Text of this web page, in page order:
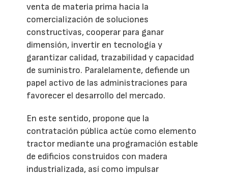
venta de materia prima hacia la
comercialización de soluciones
constructivas, cooperar para ganar
dimensión, invertir en tecnología y
garantizar calidad, trazabilidad y capacidad
de suministro. Paralelamente, defiende un
papel activo de las administraciones para
favorecer el desarrollo del mercado.
En este sentido, propone que la
contratación pública actúe como elemento
tractor mediante una programación estable
de edificios construidos con madera
industrializada, así como impulsar